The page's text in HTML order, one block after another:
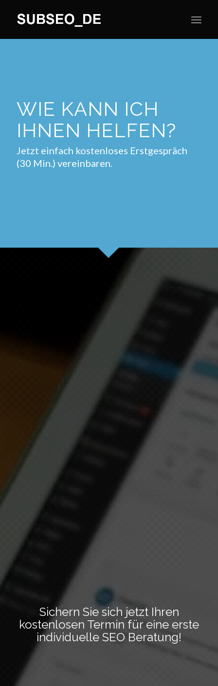
WIE KANN ICH
IHNEN HELFEN?
Jetzt einfach kostenloses Erstgespräch
(30 Min.) vereinbaren.
Sichern Sie sich jetzt Ihren
kostenlosen Termin für eine erste
individuelle SEO Beratung!